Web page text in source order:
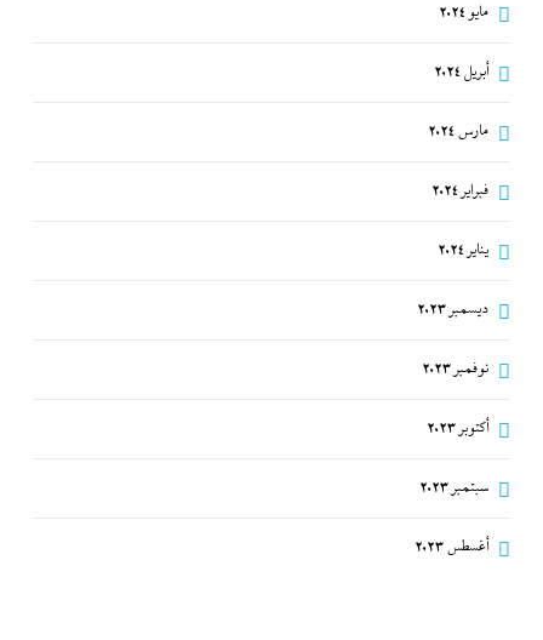
مايو 2024
أبريل 2024
مارس 2024
فبراير 2024
يناير 2024
ديسمبر 2023
نوفمبر 2023
أكتوبر 2023
سبتمبر 2023
أغسطس 2023